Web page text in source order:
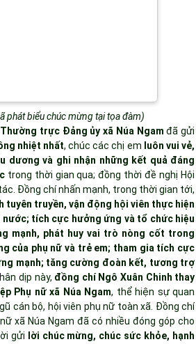
phát biểu chúc mừng tại tọa đàm)
trực Đảng ủy xã Núa Ngam đã gửi
nhiệt nhất, chúc các chị em luôn vui vẻ,
dương và ghi nhận những kết quả đáng
trong thời gian qua; đồng thời đề nghị Hội
Đồng chí nhấn mạnh, trong thời gian tới,
truyền, vận động hội viên thực hiện
tích cực hưởng ứng và tổ chức hiệu
mạnh, phát huy vai trò nòng cốt trong
của phụ nữ và trẻ em; tham gia tích cực
mạnh; tăng cường đoàn kết, tương trợ
dịp này, đồng chí Ngô Xuân Chinh thay
Phụ nữ xã Núa Ngam, thể hiện sự quan
cán bộ, hội viên phụ nữ toàn xã. Đồng chí
xã Núa Ngam đã có nhiều đóng góp cho
gửi
lời chúc mừng, chúc sức khỏe, hạnh